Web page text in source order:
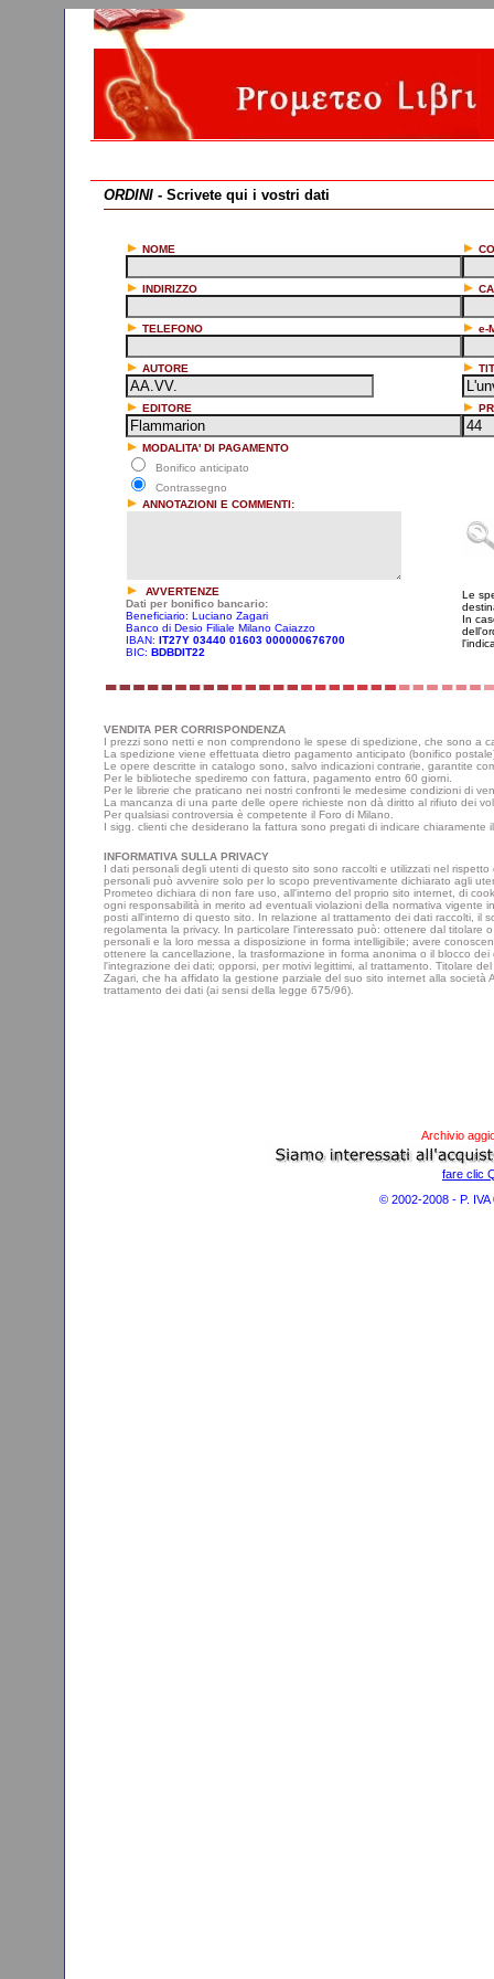
ORDINI - Scrivete qui i vostri dati
NOME
INDIRIZZO
TELEFONO e-
AUTORE
EDITORE
MODALITA' DI PAGAMENTO
Bonifico anticipato
Contrassegno
ANNOTAZIONI E COMMENTI:
AVVERTENZE
Dati per bonifico bancario:
Beneficiario: Luciano Zagari
Banco di Desio Filiale Milano Caiazzo
IBAN: IT27Y 03440 01603 000000676700
BIC: BDBDIT22
Le
In
VENDITA PER CORRISPONDENZA
I prezzi sono netti e non comprendono le spese di spedizione, che sono a
La spedizione viene effettuata dietro pagamento anticipato (bonifico
Le opere descritte in catalogo sono, salvo indicazioni contrarie, garantite
Per le biblioteche spediremo con fattura, pagamento entro 60 giorni.
Per le librerie che praticano nei nostri confronti le medesime condizioni di
La mancanza di una parte delle opere richieste non dà diritto al rifiuto dei
Per qualsiasi controversia è competente il Foro di Milano.
I sigg. clienti che desiderano la fattura sono pregati di indicare chiaramente
INFORMATIVA SULLA PRIVACY
I dati personali degli utenti di questo sito sono raccolti e utilizzati nel
personali può avvenire solo per lo scopo preventivamente dichiarato agli
Prometeo dichiara di non fare uso, all'interno del proprio sito internet, di
ogni responsabilità in merito ad eventuali violazioni della normativa vigente
posti all'interno di questo sito. In relazione al trattamento dei dati raccolti, il
regolamenta la privacy. In particolare l'interessato può: ottenere dal
personali e la loro messa a disposizione in forma intelligibile; avere
ottenere la cancellazione, la trasformazione in forma anonima o il blocco
l'integrazione dei dati; opporsi, per motivi legittimi, al trattamento. Titolare
Zagari, che ha affidato la gestione parziale del suo sito internet alla
trattamento dei dati (ai sensi della legge 675/96).
Archivio
fare clic
© 2002-2008 - P.